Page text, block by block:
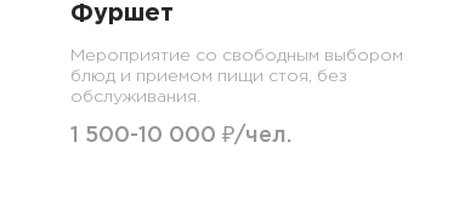
Фуршет
Мероприятие со свободным выбором
блюд и приемом пищи стоя, без
обслуживания.
1 500-10 000 ₽/чел.